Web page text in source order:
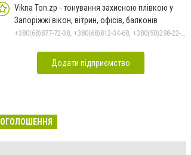
Vikna Ton.zp - тонування захисною плівкою у
Запоріжжі вікон, вітрин, офісів, балконів
Додати підприємство
ОГОЛОШЕННЯ